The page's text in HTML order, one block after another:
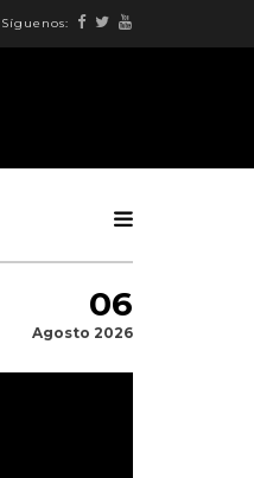
Síguenos:
06
Agosto 2026